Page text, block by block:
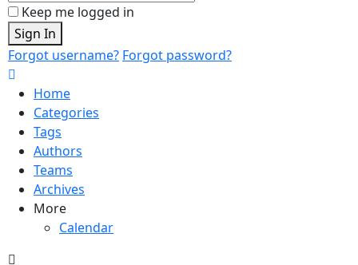
Keep me logged in
Sign In
Forgot username? Forgot password?
Home
Categories
Tags
Authors
Teams
Archives
More
Calendar